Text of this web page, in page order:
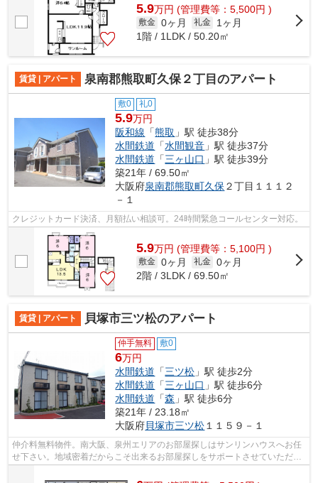
5.9万円 (管理費等：5,500円 )
敷金 0ヶ月 礼金
1ヶ月
1階 / 1LDK / 50.20㎡
賃貸 | アパート 泉南郡熊取町久保２丁目のアパート
敷0 礼0
5.9万円
阪和線 「熊取 」駅 徒歩38分
水間鉄道 「水間観音 」駅 徒歩37分
水間鉄道 「三ヶ山口 」駅 徒歩39分
築21年 / 69.50㎡
大阪府泉南郡熊取町久保２丁目１１１２
－１
クレジットカード決済、月額払い相談可。24時間緊急コールセンター対応。
5.9万円 (管理費等：5,100円 )
敷金 0ヶ月 礼金 0ヶ月
2階 / 3LDK / 69.50㎡
賃貸 | アパート 貝塚市三ツ松のアパート
仲手無料 敷0
6万円
水間鉄道 「三ツ松 」駅 徒歩2分
水間鉄道 「三ヶ山口 」駅 徒歩6分
水間鉄道 「森 」駅 徒歩6分
築21年 / 23.18㎡
大阪府貝塚市三ツ松 １１５９－１
仲介料無料物件。南大阪、泉州エリアのお部屋探しはサンリンハウスへお任
せ下さい。地域密着だからこそ出来るお部屋探しをサポートさせていただき
ます。